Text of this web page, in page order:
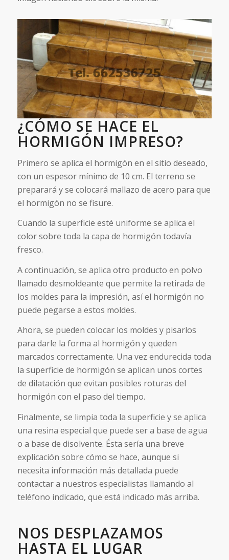
¿CÓMO SE HACE EL
HORMIGÓN IMPRESO?
Primero se aplica el hormigón en el sitio deseado,
con un espesor mínimo de 10 cm. El terreno se
preparará y se colocará mallazo de acero para que
el hormigón no se fisure.
Cuando la superficie esté uniforme se aplica el
color sobre toda la capa de hormigón todavía
fresco.
A continuación, se aplica otro producto en polvo
llamado desmoldeante que permite la retirada de
los moldes para la impresión, así el hormigón no
puede pegarse a estos moldes.
Ahora, se pueden colocar los moldes y pisarlos
para darle la forma al hormigón y queden
marcados correctamente. Una vez endurecida toda
la superficie de hormigón se aplican unos cortes
de dilatación que evitan posibles roturas del
hormigón con el paso del tiempo.
Finalmente, se limpia toda la superficie y se aplica
una resina especial que puede ser a base de agua
o a base de disolvente. Ésta sería una breve
explicación sobre cómo se hace, aunque si
necesita información más detallada puede
contactar a nuestros especialistas llamando al
teléfono indicado, que está indicado más arriba.
NOS DESPLAZAMOS
HASTA EL LUGAR